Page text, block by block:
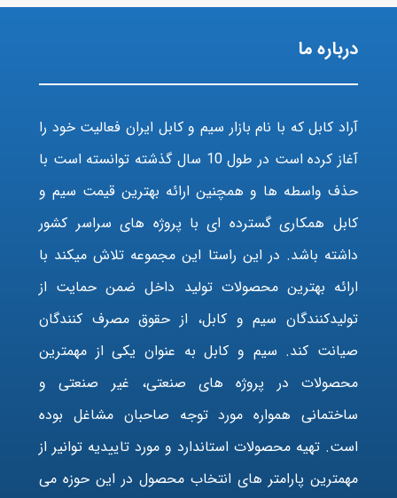
درباره ما
آراد کابل که با نام بازار سیم و کابل ایران فعالیت خود را
آغاز کرده است در طول 10 سال گذشته توانسته است با
حذف واسطه ها و همچنین ارائه بهترین قیمت سیم و
کابل همکاری گسترده ای با پروژه های سراسر کشور
داشته باشد. در این راستا این مجموعه تلاش میکند با
ارائه بهترین محصولات تولید داخل ضمن حمایت از
تولیدکنندگان سیم و کابل، از حقوق مصرف کنندگان
صیانت کند. سیم و کابل به عنوان یکی از مهمترین
محصولات در پروژه های صنعتی، غیر صنعتی و
ساختمانی همواره مورد توجه صاحبان مشاغل بوده
است. تهیه محصولات استاندارد و مورد تاییدیه توانیر از
مهمترین پارامتر های انتخاب محصول در این حوزه می